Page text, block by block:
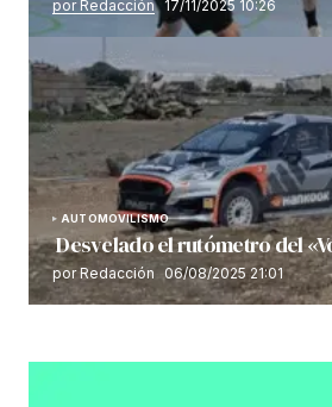
por Redacción 17/11/2025 10:26
AUTOMOVILISMO
Desvelado el rutómetro del
por Redacción 06/08/2025 21:01